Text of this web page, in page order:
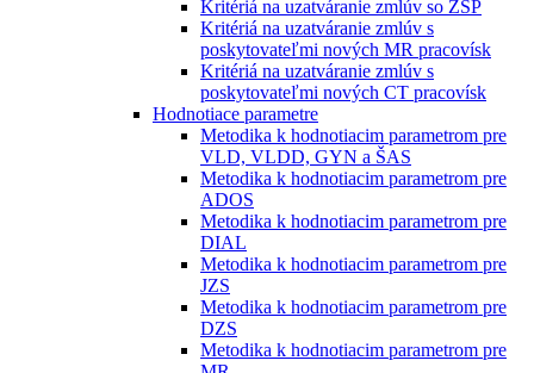
Kritériá na uzatváranie zmlúv so ZSP
Kritériá na uzatváranie zmlúv s
poskytovateľmi nových MR pracovísk
Kritériá na uzatváranie zmlúv s
poskytovateľmi nových CT pracovísk
Hodnotiace parametre
Metodika k hodnotiacim parametrom pre
VLD, VLDD, GYN a ŠAS
Metodika k hodnotiacim parametrom pre
ADOS
Metodika k hodnotiacim parametrom pre
DIAL
Metodika k hodnotiacim parametrom pre
JZS
Metodika k hodnotiacim parametrom pre
DZS
Metodika k hodnotiacim parametrom pre